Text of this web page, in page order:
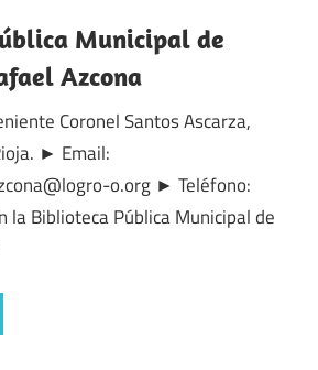
Municipal de
Azcona
Coronel Santos Ascarza,
► Email:
o.org ► Teléfono:
Biblioteca Pública Municipal de